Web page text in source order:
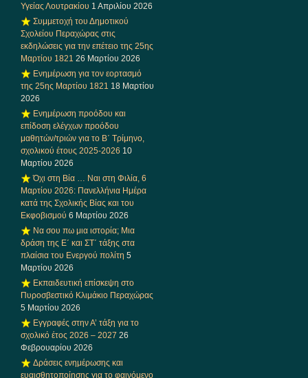
Υγείας Λουτρακίου 1 Απριλίου 2026
Συμμετοχή του Δημοτικού
Σχολείου Περαχώρας στις
εκδηλώσεις για την επέτειο της 25ης
Μαρτίου 1821 26 Μαρτίου 2026
Ενημέρωση για τον εορτασμό
της 25ης Μαρτίου 1821 18 Μαρτίου
2026
Ενημέρωση προόδου και
επίδοση ελέγχων προόδου
μαθητών/τριών για το Β΄ Τρίμηνο,
σχολικού έτους 2025-2026 10
Μαρτίου 2026
Όχι στη Βία … Ναι στη Φιλία, 6
Μαρτίου 2026: Πανελλήνια Ημέρα
κατά της Σχολικής Βίας και του
Εκφοβισμού 6 Μαρτίου 2026
Να σου πω μια ιστορία; Μια
δράση της Ε΄ και ΣΤ΄ τάξης στα
πλαίσια του Ενεργού πολίτη 5
Μαρτίου 2026
Εκπαιδευτική επίσκεψη στο
Πυροσβεστικό Κλιμάκιο Περαχώρας
5 Μαρτίου 2026
Εγγραφές στην Α’ τάξη για το
σχολικό έτος 2026 – 2027 26
Φεβρουαρίου 2026
Δράσεις ενημέρωσης και
ευαισθητοποίησης για το φαινόμενο